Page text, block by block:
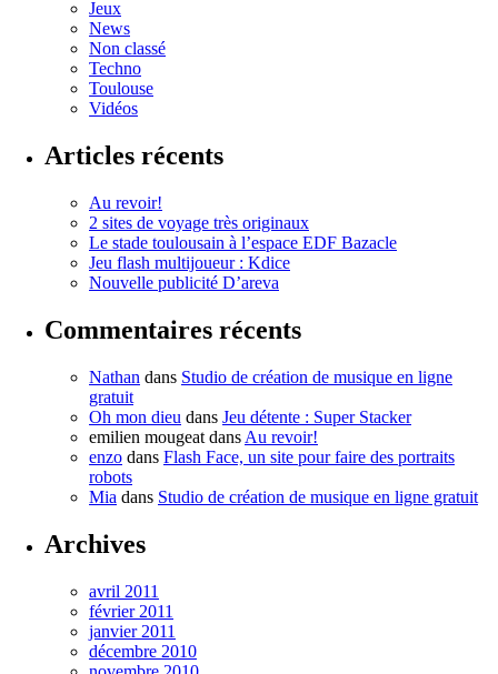
Jeux
News
Non classé
Techno
Toulouse
Vidéos
Articles récents
Au revoir!
2 sites de voyage très originaux
Le stade toulousain à l’espace EDF Bazacle
Jeu flash multijoueur : Kdice
Nouvelle publicité D’areva
Commentaires récents
Nathan dans Studio de création de musique en ligne
gratuit
Oh mon dieu dans Jeu détente : Super Stacker
emilien mougeat dans Au revoir!
enzo dans Flash Face, un site pour faire des portraits
robots
Mia dans Studio de création de musique en ligne gratuit
Archives
avril 2011
février 2011
janvier 2011
décembre 2010